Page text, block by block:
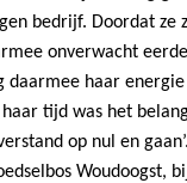
bedrijf. Doordat ze
onverwacht
daarmee haar
tijd was het
op nul en
Woudoogst,